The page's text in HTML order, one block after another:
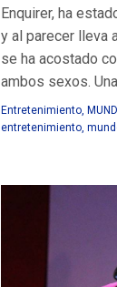
Enquirer, ha
y al parecer lleva
se ha acostado
ambos sexos.
Entretenimiento,
entretenimiento,